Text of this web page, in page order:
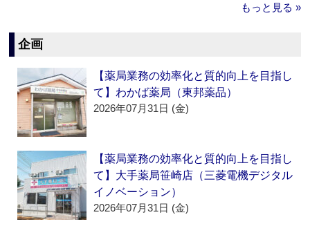
もっと見る »
企画
【薬局業務の効率化と質的向上を目指し
て】わかば薬局（東邦薬品）
2026年07月31日 (金)
【薬局業務の効率化と質的向上を目指し
て】大手薬局笹崎店（三菱電機デジタル
イノベーション）
2026年07月31日 (金)